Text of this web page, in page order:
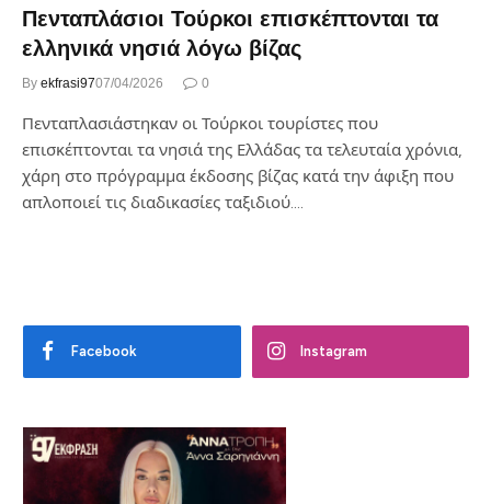
Πενταπλάσιοι Τούρκοι επισκέπτονται τα
ελληνικά νησιά λόγω βίζας
By ekfrasi9707/04/2026 0
Πενταπλασιάστηκαν οι Τούρκοι τουρίστες που
επισκέπτονται τα νησιά της Ελλάδας τα τελευταία χρόνια,
χάρη στο πρόγραμμα έκδοσης βίζας κατά την άφιξη που
απλοποιεί τις διαδικασίες ταξιδιού.…
Facebook Instagram